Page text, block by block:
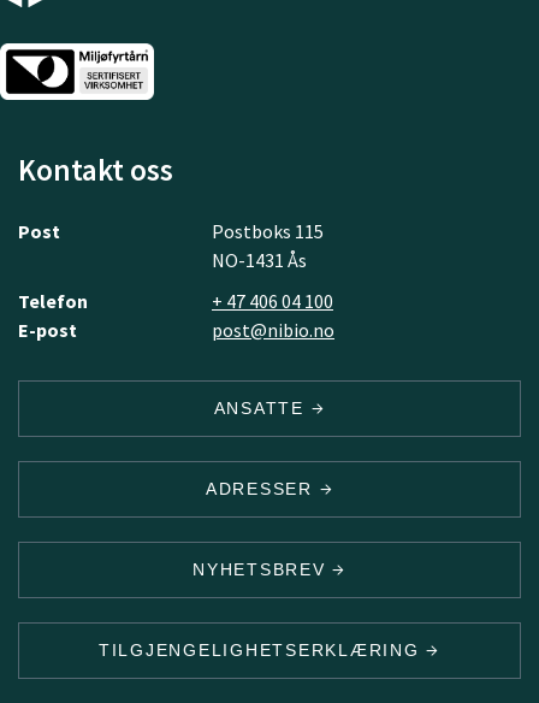
Kontakt oss
Post
Postboks 115
NO-1431 Ås
Telefon
+ 47 406 04 100
E-post
post@nibio.no
ANSATTE
ADRESSER
NYHETSBREV
TILGJENGELIGHETSERKLÆRING